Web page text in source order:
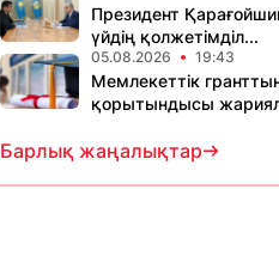
Президент
үйдің қолжетімділ...
05.08.2026 19:43
Мемлекеттік
қорытындысы
Барлық жаңалықтар